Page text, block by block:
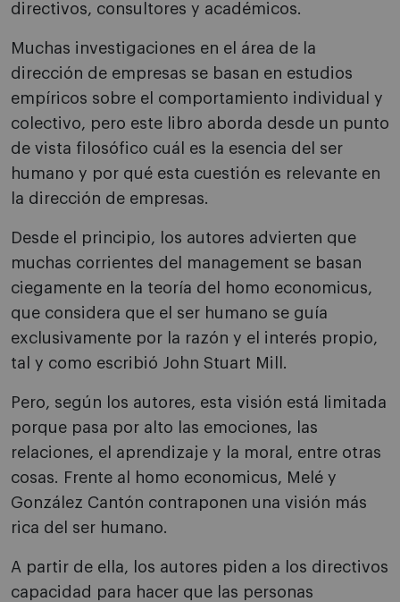
directivos, consultores y académicos.
Muchas investigaciones en el área de la
dirección de empresas se basan en estudios
empíricos sobre el comportamiento individual y
colectivo, pero este libro aborda desde un punto
de vista filosófico cuál es la esencia del ser
humano y por qué esta cuestión es relevante en
la dirección de empresas.
Desde el principio, los autores advierten que
muchas corrientes del management se basan
ciegamente en la teoría del homo economicus,
que considera que el ser humano se guía
exclusivamente por la razón y el interés propio,
tal y como escribió John Stuart Mill.
Pero, según los autores, esta visión está limitada
porque pasa por alto las emociones, las
relaciones, el aprendizaje y la moral, entre otras
cosas. Frente al homo economicus, Melé y
González Cantón contraponen una visión más
rica del ser humano.
A partir de ella, los autores piden a los directivos
capacidad para hacer que las personas